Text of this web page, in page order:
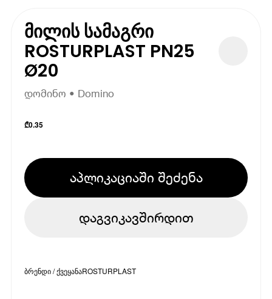
მილის სამაგრი
ROSTURPLAST PN25
Ø20
დომინო • Domino
₾0.35
აპლიკაციაში შეძენა
დაგვიკავშირდით
ბრენდი / ქვეყანაROSTURPLAST